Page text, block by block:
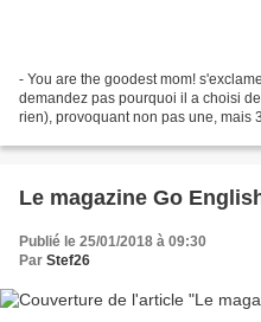
- You are the goodest mom!
demandez pas pourquoi il a choisi
rien), provoquant non pas une, mais
Le magazine Go
Publié le 25/01/2018 à 09:30
Par Stef26